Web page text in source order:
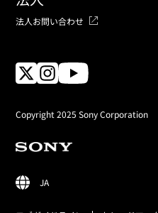
法人お問い合わせ
Copyright 2025 Sony Corporation
JA